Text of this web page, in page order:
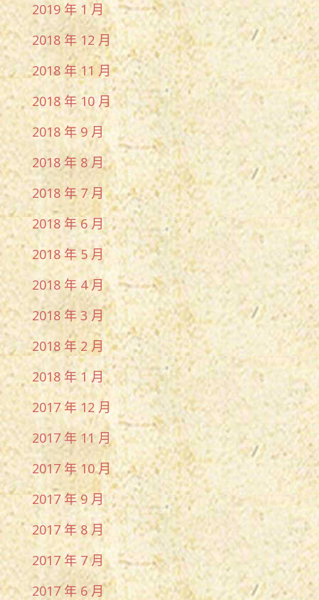
2019 年 1 月
2018 年 12 月
2018 年 11 月
2018 年 10 月
2018 年 9 月
2018 年 8 月
2018 年 7 月
2018 年 6 月
2018 年 5 月
2018 年 4 月
2018 年 3 月
2018 年 2 月
2018 年 1 月
2017 年 12 月
2017 年 11 月
2017 年 10 月
2017 年 9 月
2017 年 8 月
2017 年 7 月
2017 年 6 月